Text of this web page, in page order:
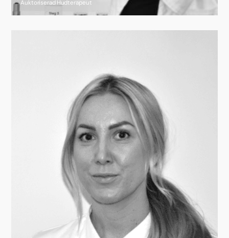
Auktoriserad Hudterapeut